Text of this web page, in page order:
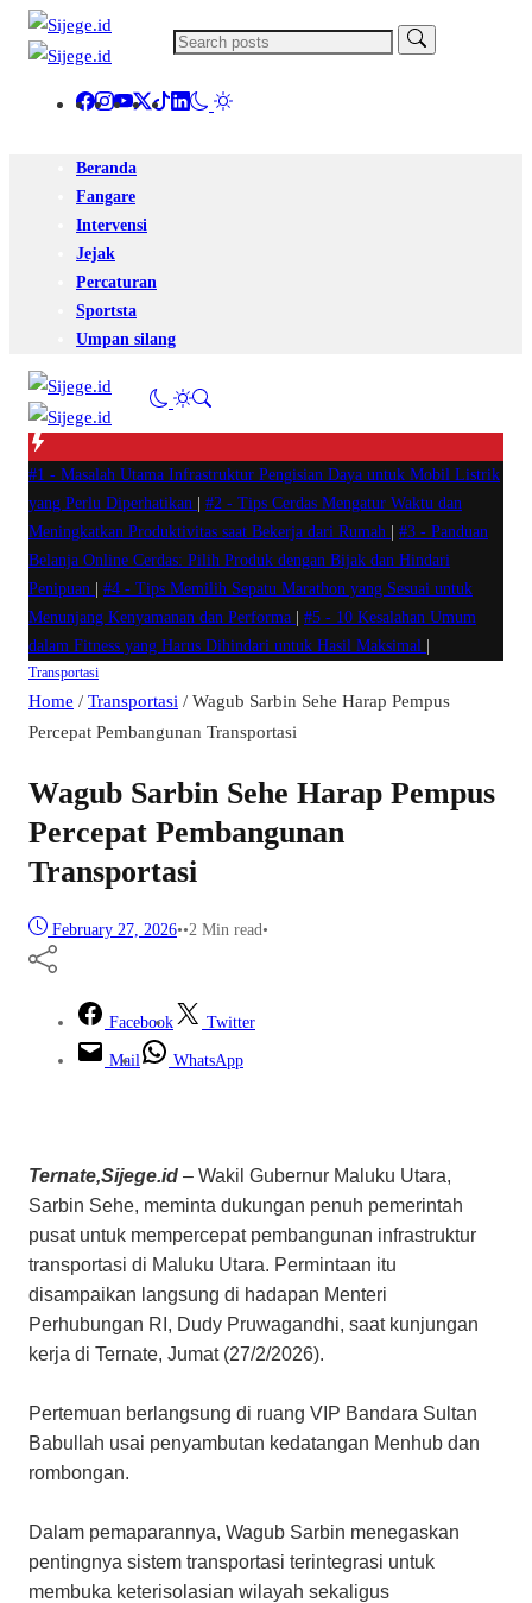
Beranda
Fangare
Intervensi
Jejak
Percaturan
Sportsta
Umpan silang
#1 - Masalah Utama Infrastruktur Pengisian Daya untuk Mobil Listrik
yang Perlu Diperhatikan
#2 - Tips Cerdas Mengatur Waktu dan
Meningkatkan Produktivitas saat Bekerja dari Rumah
#3 - Panduan
Belanja Online Cerdas: Pilih Produk dengan Bijak dan Hindari
Penipuan
#4 - Tips Memilih Sepatu Marathon yang Sesuai untuk
Menunjang Kenyamanan dan Performa
#5 - 10 Kesalahan Umum
dalam Fitness yang Harus Dihindari untuk Hasil Maksimal
Transportasi
Home / Transportasi / Wagub Sarbin Sehe Harap Pempus
Percepat Pembangunan Transportasi
Wagub Sarbin Sehe Harap Pempus
Percepat Pembangunan
Transportasi
February 27, 2026••2 Min read•
Facebook Twitter
Mail WhatsApp
Ternate,Sijege.id – Wakil Gubernur Maluku Utara,
Sarbin Sehe, meminta dukungan penuh pemerintah
pusat untuk mempercepat pembangunan infrastruktur
transportasi di Maluku Utara. Permintaan itu
disampaikan langsung di hadapan Menteri
Perhubungan RI, Dudy Pruwagandhi, saat kunjungan
kerja di Ternate, Jumat (27/2/2026).
Pertemuan berlangsung di ruang VIP Bandara Sultan
Babullah usai penyambutan kedatangan Menhub dan
rombongan.
Dalam pemaparannya, Wagub Sarbin menegaskan
pentingnya sistem transportasi terintegrasi untuk
membuka keterisolasian wilayah sekaligus